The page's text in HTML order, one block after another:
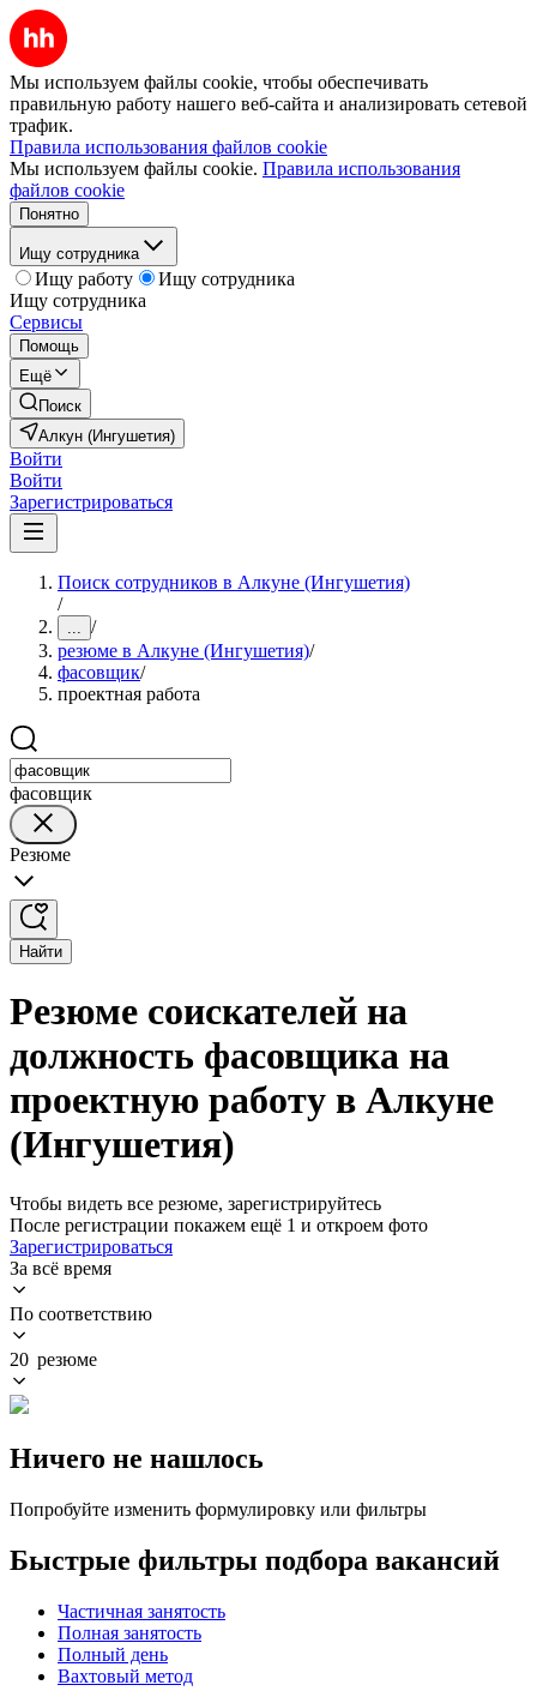
Мы используем файлы cookie, чтобы обеспечивать
правильную работу нашего веб-сайта и анализировать сетевой
трафик.
Правила использования файлов cookie
Мы используем файлы cookie. Правила использования
файлов cookie
Понятно
Ищу сотрудника
Ищу работу
Ищу сотрудника
Ищу сотрудника
Сервисы
Помощь
Ещё
Поиск
Алкун (Ингушетия)
Войти
Войти
Зарегистрироваться
Поиск сотрудников в Алкуне (Ингушетия)
/
... /
резюме в Алкуне (Ингушетия)/
фасовщик/
проектная работа
фасовщик
Резюме
Найти
Резюме соискателей на
должность фасовщика на
проектную работу в Алкуне
(Ингушетия)
Чтобы видеть все резюме, зарегистрируйтесь
После регистрации покажем ещё 1 и откроем фото
Зарегистрироваться
За всё время
По соответствию
20 резюме
Ничего не нашлось
Попробуйте изменить формулировку или фильтры
Быстрые фильтры подбора вакансий
Частичная занятость
Полная занятость
Полный день
Вахтовый метод